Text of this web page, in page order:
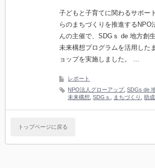
子どもと子育てに関わるサポー
らのまちづくりを推進するNPO
んの主催で、SDGｓ de 地方創
未来構想プログラムを活用した
ョップを実施しました。 …
レポート
NPO法人グローアップ,SDGs de
未来構想 ,SDGｓ まちづくり 助
トップページに戻る